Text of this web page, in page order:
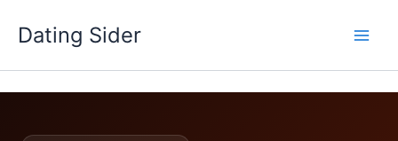
Dating Sider